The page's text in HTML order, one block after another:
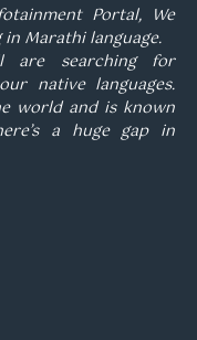
Portal, We
Marathi language.
are searching for
native languages.
world and is known
a huge gap in